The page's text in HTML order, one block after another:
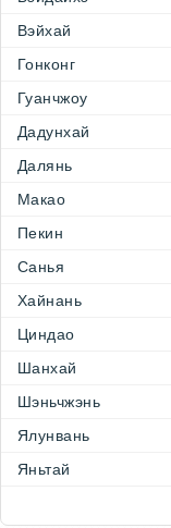
Вэйхай
Гонконг
Гуанчжоу
Дадунхай
Далянь
Макао
Пекин
Санья
Хайнань
Циндао
Шанхай
Шэньчжэнь
Ялунвань
Яньтай